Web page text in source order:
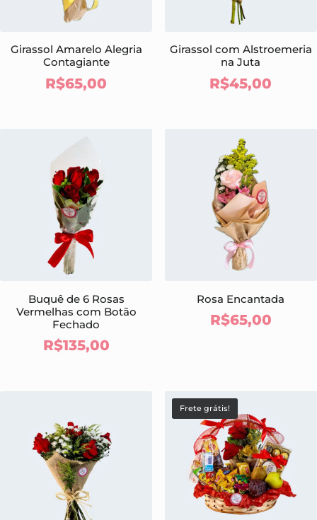
Girassol Amarelo Alegria
Contagiante
R$65,00
Girassol com Alstroemeria
na Juta
R$45,00
Buquê de 6 Rosas
Vermelhas com Botão
Fechado
R$135,00
Rosa Encantada
R$65,00
Frete grátis!